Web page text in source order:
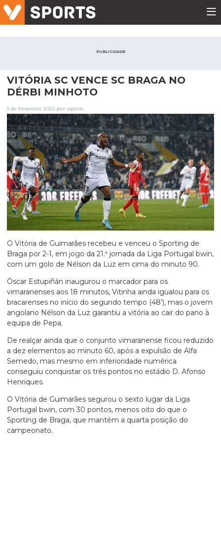
PUBLICIDADE
VITÓRIA SC VENCE SC BRAGA NO
DÉRBI MINHOTO
5 de Fevereiro, 2022 por vsports
O Vitória de Guimarães recebeu e venceu o Sporting de
Braga por 2-1, em jogo da 21.ª jornada da Liga Portugal bwin,
com um golo de Nélson da Luz em cima do minuto 90.
Óscar Estupiñán inaugurou o marcador para os
vimaranenses aos 18 minutos, Vitinha ainda igualou para os
bracarenses no início do segundo tempo (48′), mas o jovem
angolano Nélson da Luz garantiu a vitória ao cair do pano à
equipa de Pepa.
De realçar ainda que o conjunto vimaranense ficou reduzido
a dez elementos ao minuto 60, após a expulsão de Alfa
Semedo, mas mesmo em inferioridade numérica
conseguiu conquistar os três pontos no estádio D. Afonso
Henriques.
O Vitória de Guimarães segurou o sexto lugar da Liga
Portugal bwin, com 30 pontos, menos oito do que o
Sporting de Braga, que mantém a quarta posição do
campeonato.